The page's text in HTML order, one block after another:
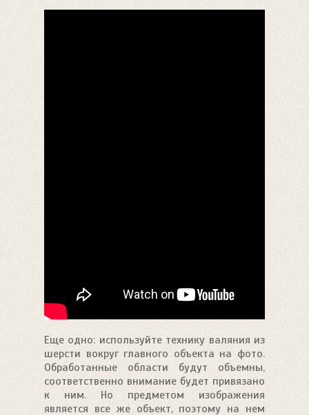
Еще одно: используйте технику валяния из
шерсти вокруг главного объекта на фото.
Обработанные области будут объемны,
соответственно внимание будет привязано
к ним. Но предметом изображения
является все же объект, поэтому на нем